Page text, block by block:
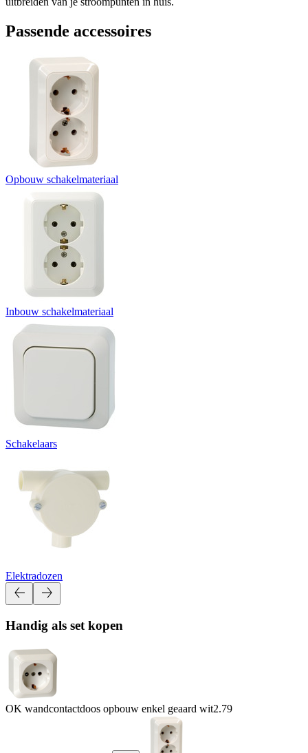
Passende accessoires
Opbouw schakelmateriaal
Inbouw schakelmateriaal
Schakelaars
Elektradozen
Handig als set kopen
OK wandcontactdoos opbouw enkel geaard wit2.79